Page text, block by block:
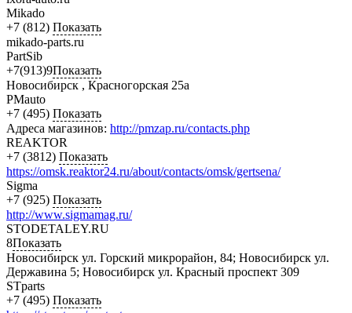
Mikado
+7 (812) Показать
mikado-parts.ru
PartSib
+7(913)9Показать
Новосибирск , Красногорская 25а
PMauto
+7 (495) Показать
Адреса магазинов: http://pmzap.ru/contacts.php
REAKTOR
+7 (3812) Показать
https://omsk.reaktor24.ru/about/contacts/omsk/gertsena/
Sigma
+7 (925) Показать
http://www.sigmamag.ru/
STODETALEY.RU
8Показать
Новосибирск ул. Горский микрорайон, 84; Новосибирск ул.
Державина 5; Новосибирск ул. Красный проспект 309
STparts
+7 (495) Показать